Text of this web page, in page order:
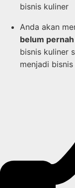
bisnis kuliner
Anda akan
belum
bisnis kuliner
menjadi